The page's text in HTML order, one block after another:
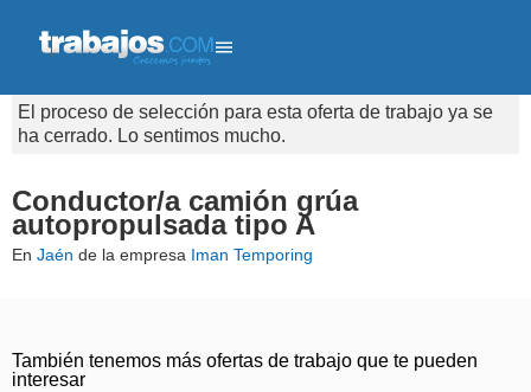
El proceso de selección para esta oferta de trabajo ya se
ha cerrado. Lo sentimos mucho.
Conductor/a camión grúa
autopropulsada tipo A
En Jaén de la empresa Iman Temporing
También tenemos más ofertas de trabajo que te pueden
interesar